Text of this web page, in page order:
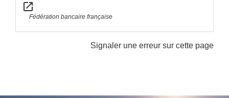
open_in_new
Fédération bancaire française
Signaler une erreur sur cette page